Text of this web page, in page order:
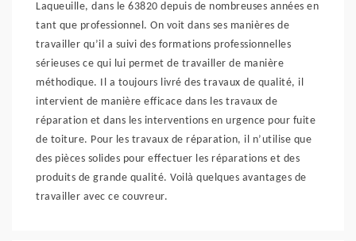
Laqueuille, dans le 63820 depuis de nombreuses années en
tant que professionnel. On voit dans ses manières de
travailler qu’il a suivi des formations professionnelles
sérieuses ce qui lui permet de travailler de manière
méthodique. Il a toujours livré des travaux de qualité, il
intervient de manière efficace dans les travaux de
réparation et dans les interventions en urgence pour fuite
de toiture. Pour les travaux de réparation, il n’utilise que
des pièces solides pour effectuer les réparations et des
produits de grande qualité. Voilà quelques avantages de
travailler avec ce couvreur.